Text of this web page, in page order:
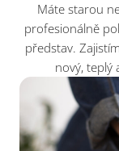
Máte starou
profesionálně
představ.
nový, teplý